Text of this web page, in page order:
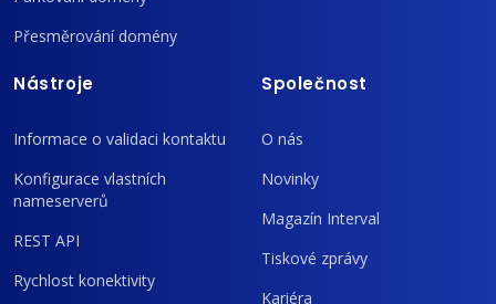
Přesměrování domény
Nástroje
Informace o validaci kontaktu
Konfigurace vlastních
nameserverů
REST API
Rychlost konektivity
Společnost
O nás
Novinky
Magazín Interval
Tiskové zprávy
Kariéra